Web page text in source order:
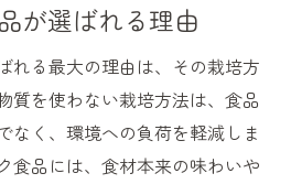
が選ばれる理由
れる最大の理由は、その栽培方
質を使わない栽培方法は、食品
なく、環境への負荷を軽減しま
食品には、食材本来の味わいや